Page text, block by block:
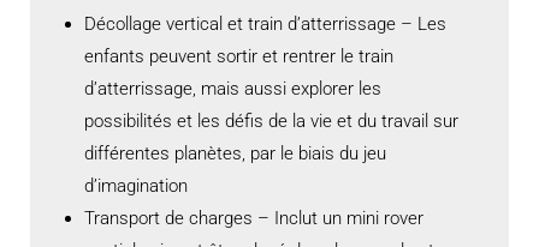
Décollage vertical et train d’atterrissage – Les
enfants peuvent sortir et rentrer le train
d’atterrissage, mais aussi explorer les
possibilités et les défis de la vie et du travail sur
différentes planètes, par le biais du jeu
d’imagination
Transport de charges – Inclut un mini rover